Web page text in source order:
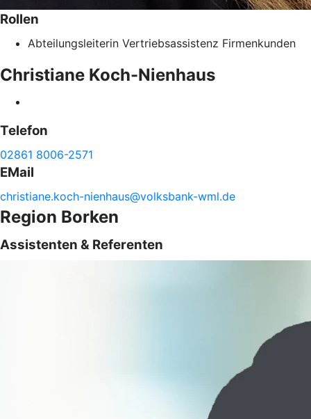
Rollen
Abteilungsleiterin Vertriebsassistenz Firmenkunden
Christiane Koch-Nienhaus
Telefon
02861 8006-2571
EMail
christiane.koch-nienhaus@volksbank-wml.de
Region Borken
Assistenten & Referenten